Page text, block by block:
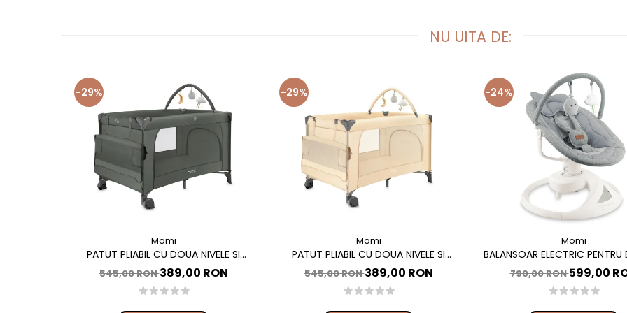
NU UITA DE:
-29%
Momi
PATUT PLIABIL CU DOUA NIVELE SI
MASUTA DE INFASAT, 60X120 CM, MOMI,
BELOVE PLUS - GREEN
545,00 RON389,00 RON
-29%
Momi
PATUT PLIABIL CU DOUA NIVELE SI
MASUTA DE INFASAT, 60X120 CM, MOMI,
BELOVE PLUS -BEIGE
545,00 RON389,00 RON
-24%
Momi
BALANSOAR ELECTRIC PENTRU
CU SEZUT ROTATIV 360
PEARL - GREY
790,00 RON599,00